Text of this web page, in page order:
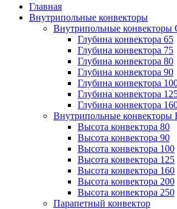
Главная
Внутрипольные конвекторы
Внутрипольные конвекторы
Глубина конвектора 65
Глубина конвектора 75
Глубина конвектора 80
Глубина конвектора 90
Глубина конвектора
Глубина конвектора
Глубина конвектора
Внутрипольные конвекторы
Высота конвектора 80
Высота конвектора 90
Высота конвектора 100
Высота конвектора 125
Высота конвектора 160
Высота конвектора 200
Высота конвектора 250
Парапетный конвектор